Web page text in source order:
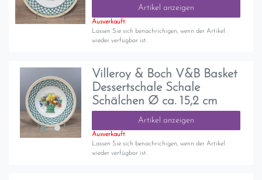
Artikel anzeigen
Ausverkauft
Lassen Sie sich benachrichigen, wenn der Artikel
wieder verfügbar ist.
Villeroy & Boch V&B Basket
Dessertschale Schale
Schälchen Ø ca. 15,2 cm
Artikel anzeigen
Ausverkauft
Lassen Sie sich benachrichigen, wenn der Artikel
wieder verfügbar ist.